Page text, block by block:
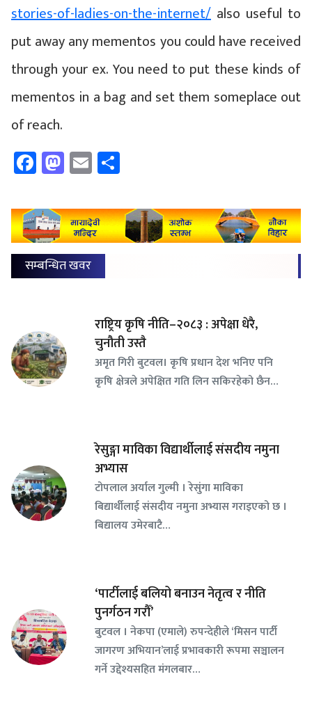
stories-of-ladies-on-the-internet/ also useful to
put away any mementos you could have received
through your ex. You need to put these kinds of
mementos in a bag and set them someplace out
of reach.
Facebook
Mastodon
Email
सम्बन्धित खवर
राष्ट्रिय कृषि नीति–२०८३ : अपेक्षा धेरै,
चुनौती उस्तै
अमृत गिरी बुटवल। कृषि प्रधान देश भनिए पनि
कृषि क्षेत्रले अपेक्षित गति लिन सकिरहेको छैन…
रेसुङ्गा माविका विद्यार्थीलाई संसदीय नमुना
अभ्यास
टोपलाल अर्याल गुल्मी । रेसुंगा माविका
बिद्यार्थीलाई संसदीय नमुना अभ्यास गराइएको छ ।
बिद्यालय उमेरबाटै…
‘पार्टीलाई बलियो बनाउन नेतृत्व र नीति
पुनर्गठन गरौँ’
बुटवल । नेकपा (एमाले) रुपन्देहीले ‘मिसन पार्टी
जागरण अभियान’लाई प्रभावकारी रूपमा सञ्चालन
गर्ने उद्देश्यसहित मंगलबार…